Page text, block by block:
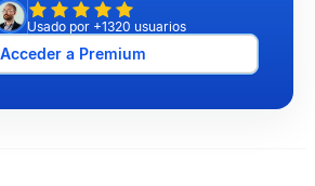
Usado por +1320 usuarios
Acceder a Premium